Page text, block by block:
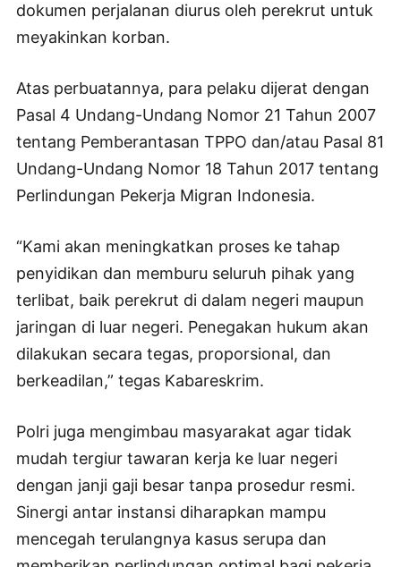
dokumen perjalanan diurus oleh perekrut untuk
meyakinkan korban.
Atas perbuatannya, para pelaku dijerat dengan
Pasal 4 Undang-Undang Nomor 21 Tahun 2007
tentang Pemberantasan TPPO dan/atau Pasal 81
Undang-Undang Nomor 18 Tahun 2017 tentang
Perlindungan Pekerja Migran Indonesia.
“Kami akan meningkatkan proses ke tahap
penyidikan dan memburu seluruh pihak yang
terlibat, baik perekrut di dalam negeri maupun
jaringan di luar negeri. Penegakan hukum akan
dilakukan secara tegas, proporsional, dan
berkeadilan,” tegas Kabareskrim.
Polri juga mengimbau masyarakat agar tidak
mudah tergiur tawaran kerja ke luar negeri
dengan janji gaji besar tanpa prosedur resmi.
Sinergi antar instansi diharapkan mampu
mencegah terulangnya kasus serupa dan